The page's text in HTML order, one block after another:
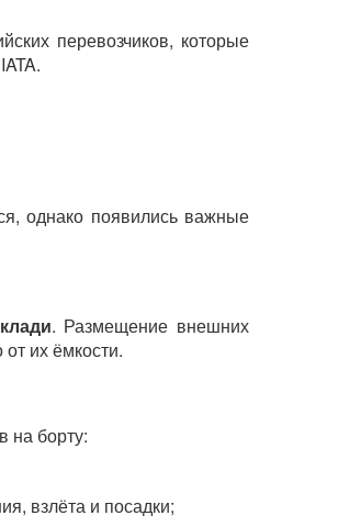
перевозчиков, которые
однако появились важные
. Размещение внешних
их ёмкости.
на борту:
взлёта и посадки;